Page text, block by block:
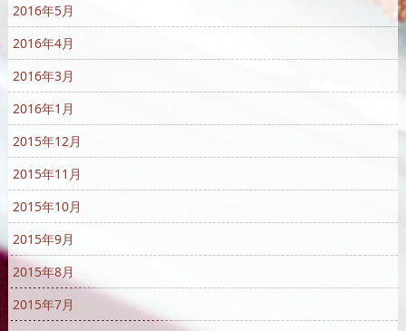
2016年5月
2016年4月
2016年3月
2016年1月
2015年12月
2015年11月
2015年10月
2015年9月
2015年8月
2015年7月